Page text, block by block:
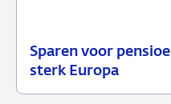
Sparen voor
sterk Europa
31
Speech